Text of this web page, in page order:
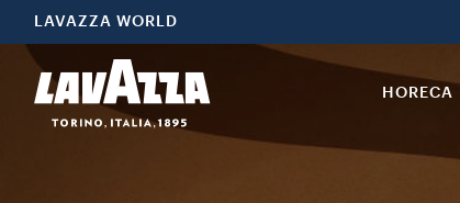
LAVAZZA WORLD
HORECA